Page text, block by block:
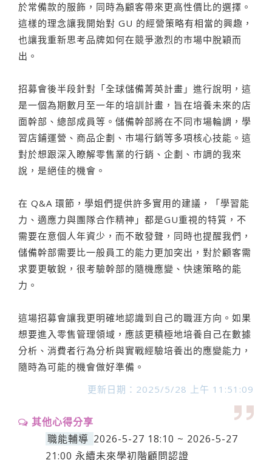
於常備款的服飾，同時為顧客帶來更高性價比的選擇。
這樣的理念讓我開始對 GU 的經營策略有相當的興趣，
也讓我重新思考品牌如何在競爭激烈的市場中脫穎而
出。
招募會後半段針對「全球儲備菁英計畫」進行說明，這
是一個為期數月至一年的培訓計畫，旨在培養未來的店
面幹部、總部成員等。儲備幹部將在不同市場輪調，學
習店鋪運營、商品企劃、市場行銷等多項核心技能。這
對於想跟深入瞭解零售業的行銷、企劃、市調的我來
說，是絕佳的機會。
在 Q&A 環節，學姐們提供許多實用的建議，「學習能
力、適應力與團隊合作精神」都是GU重視的特質，不
需要在意個人年資少，而不敢發聲，同時也提醒我們，
儲備幹部需要比一般員工的能力更加突出，對於顧客需
求要更敏銳，很考驗幹部的隨機應變、快速策略的能
力。
這場招募會讓我更明確地認識到自己的職涯方向。如果
想要進入零售管理領域，應該更積極地培養自己在數據
分析、消費者行為分析與實戰經驗培養出的應變能力，
隨時為可能的機會做好準備。
更新日期：2025/5/28 上午 11:51:09
其他心得分享
職能輔導 2026-5-27 18:10 ~ 2026-5-27
21:00 永續未來學初階顧問認證